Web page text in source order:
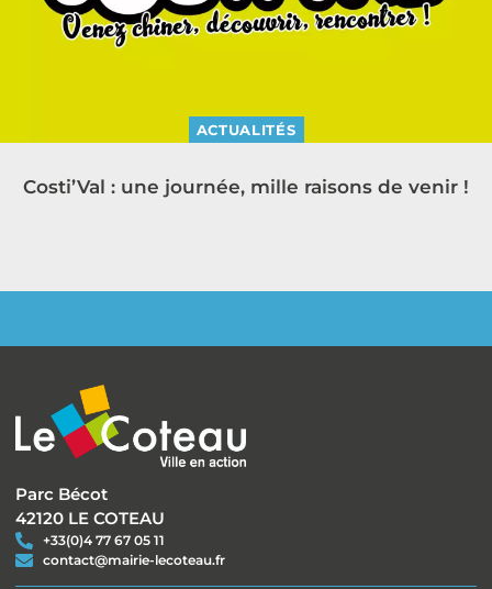
ACTUALITÉS
Costi’Val : une journée, mille raisons de venir !
Parc Bécot
42120 LE COTEAU
+33(0)4 77 67 05 11
contact@mairie-lecoteau.fr